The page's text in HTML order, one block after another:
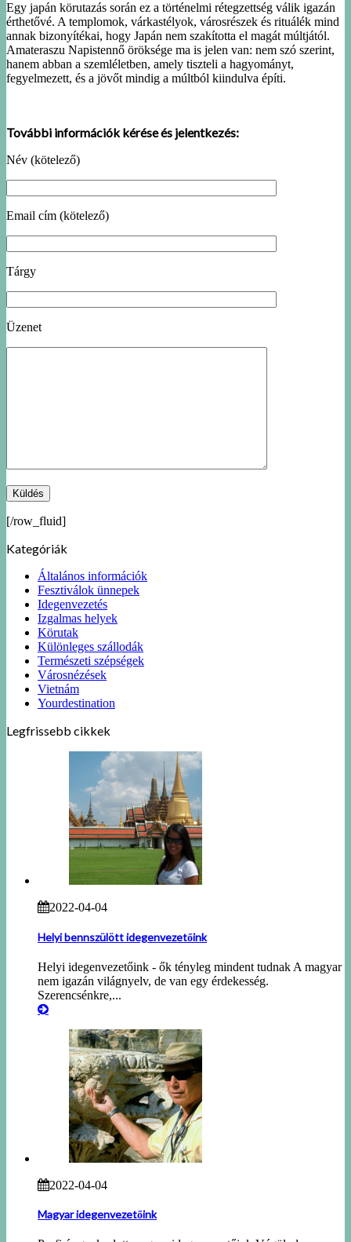
Egy japán körutazás során ez a történelmi rétegzettség válik igazán
érthetővé. A templomok, várkastélyok, városrészek és rituálék mind
annak bizonyítékai, hogy Japán nem szakította el magát múltjától.
Amateraszu Napistennő öröksége ma is jelen van: nem szó szerint,
hanem abban a szemléletben, amely tiszteli a hagyományt,
fegyelmezett, és a jövőt mindig a múltból kiindulva építi.
További információk kérése és jelentkezés:
Név (kötelező)
Email cím (kötelező)
Tárgy
Üzenet
[/row_fluid]
Kategóriák
Általános információk
Fesztiválok ünnepek
Idegenvezetés
Izgalmas helyek
Körutak
Különleges szállodák
Természeti szépségek
Városnézések
Vietnám
Yourdestination
Legfrissebb cikkek
2022-04-04
Helyi bennszülött idegenvezetőink
Helyi idegenvezetőink - ők tényleg mindent tudnak A magyar
nem igazán világnyelv, de van egy érdekesség.
Szerencsénkre,...
2022-04-04
Magyar idegenvezetőink